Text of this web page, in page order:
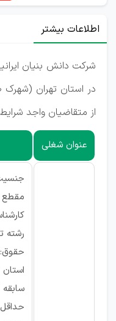
اطلاعات بیشتر
شرکت دانش بنیان
در استان تهران
از متقاضیان واجد
عنوان شغلی
مقطع
رشته
حقوق:
استان
سابقه